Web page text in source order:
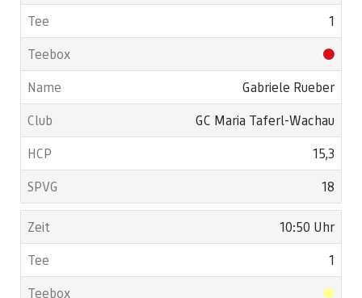
1
Gabriele Rueber
GC Maria Taferl-Wachau
15,3
18
10:50 Uhr
1